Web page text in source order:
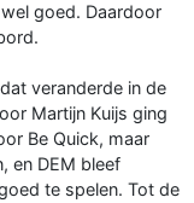
goed. Daardoor
veranderde in de
Martijn Kuijs ging
Be Quick, maar
en DEM bleef
te spelen. Tot de